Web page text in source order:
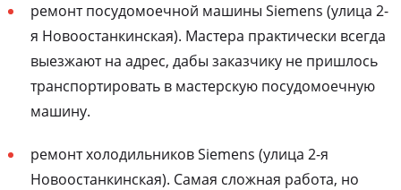
ремонт посудомоечной машины Siemens (улица 2-
я Новоостанкинская). Мастера практически всегда
выезжают на адрес, дабы заказчику не пришлось
транспортировать в мастерскую посудомоечную
машину.
ремонт холодильников Siemens (улица 2-я
Новоостанкинская). Самая сложная работа, но